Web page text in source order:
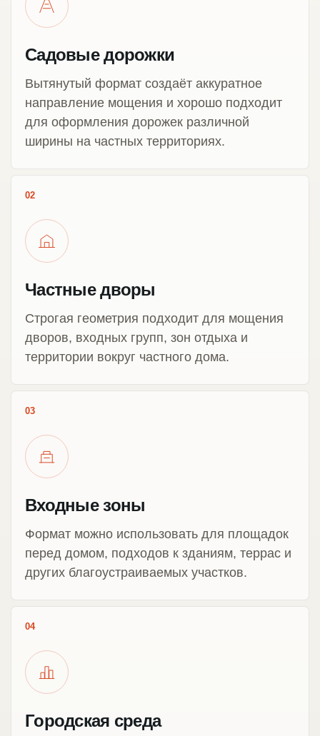
Садовые дорожки
Вытянутый формат создаёт аккуратное
направление мощения и хорошо подходит
для оформления дорожек различной
ширины на частных территориях.
02
Частные дворы
Строгая геометрия подходит для мощения
дворов, входных групп, зон отдыха и
территории вокруг частного дома.
03
Входные зоны
Формат можно использовать для площадок
перед домом, подходов к зданиям, террас и
других благоустраиваемых участков.
04
Городская среда